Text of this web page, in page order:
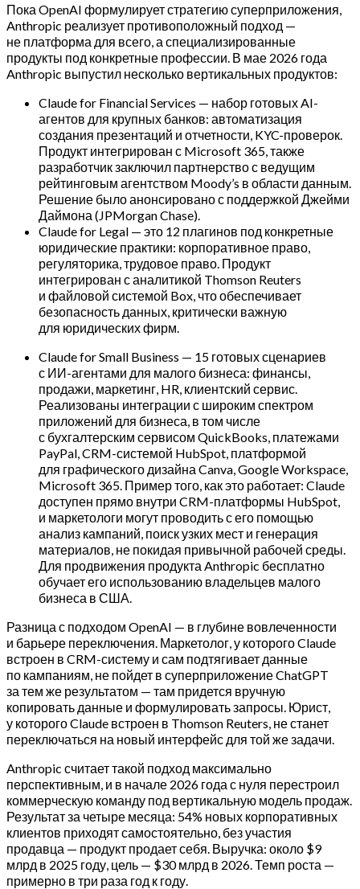
Пока OpenAI формулирует стратегию суперприложения,
Anthropic реализует противоположный подход —
не платформа для всего, а специализированные
продукты под конкретные профессии. В мае 2026 года
Anthropic выпустил несколько вертикальных продуктов:
Claude for Financial Services — набор готовых AI-
агентов для крупных банков: автоматизация
создания презентаций и отчетности, KYC-проверок.
Продукт интегрирован с Microsoft 365, также
разработчик заключил партнерство с ведущим
рейтинговым агентством Moody’s в области данным.
Решение было анонсировано с поддержкой Джейми
Даймона (JPMorgan Chase).
Claude for Legal — это 12 плагинов под конкретные
юридические практики: корпоративное право,
регуляторика, трудовое право. Продукт
интегрирован с аналитикой Thomson Reuters
и файловой системой Box, что обеспечивает
безопасность данных, критически важную
для юридических фирм.
Claude for Small Business — 15 готовых сценариев
с ИИ-агентами для малого бизнеса: финансы,
продажи, маркетинг, HR, клиентский сервис.
Реализованы интеграции с широким спектром
приложений для бизнеса, в том числе
с бухгалтерским сервисом QuickBooks, платежами
PayPal, CRM-системой HubSpot, платформой
для графического дизайна Canva, Google Workspace,
Microsoft 365. Пример того, как это работает: Claude
доступен прямо внутри CRM-платформы HubSpot,
и маркетологи могут проводить с его помощью
анализ кампаний, поиск узких мест и генерация
материалов, не покидая привычной рабочей среды.
Для продвижения продукта Anthropic бесплатно
обучает его использованию владельцев малого
бизнеса в США.
Разница с подходом OpenAI — в глубине вовлеченности
и барьере переключения. Маркетолог, у которого Claude
встроен в CRM-систему и сам подтягивает данные
по кампаниям, не пойдет в суперприложение ChatGPT
за тем же результатом — там придется вручную
копировать данные и формулировать запросы. Юрист,
у которого Claude встроен в Thomson Reuters, не станет
переключаться на новый интерфейс для той же задачи.
Anthropic считает такой подход максимально
перспективным, и в начале 2026 года с нуля перестроил
коммерческую команду под вертикальную модель продаж.
Результат за четыре месяца: 54% новых корпоративных
клиентов приходят самостоятельно, без участия
продавца — продукт продает себя. Выручка: около $9
млрд в 2025 году, цель — $30 млрд в 2026. Темп роста —
примерно в три раза год к году.